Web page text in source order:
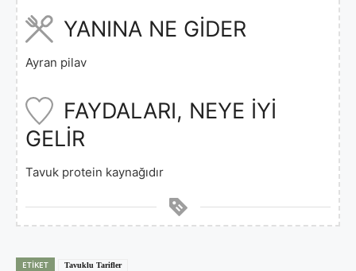
YANINA NE GİDER
Ayran pilav
FAYDALARI, NEYE İYİ
GELİR
Tavuk protein kaynağıdır
ETIKET Tavuklu Tarifler